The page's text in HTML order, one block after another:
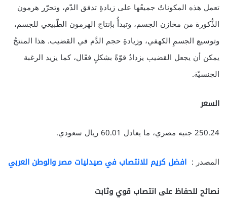
تعمل هذه المكوناتُ جميعُها على زيادةِ تدفق الدّم، وتحرّر هرمون
الذُّكورة من مخازن الجسم، وتبدأُ بإنتاج الهرمون الطّبيعي للجسم،
وتوسيع الجسمِ الكهفي، وزيادةِ حجم الدَّم في القضيب. هذا المنتجُ
يمكن أن يجعل القضيب يزدادُ قوّةً بشكلٍ فعّال، كما يزيد الرغبة
الجنسيّة.
السعر
250.24 جنيه مصري، ما يعادل 60.01 ريال سعودي.
المصدر : افضل كريم للانتصاب في صيدليات مصر والوطن العربي
نصائح للحفاظ على انتصاب قوي وثابت